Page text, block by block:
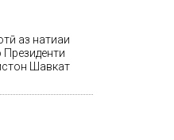
аз натиҷаи
Президенти
Шавкат